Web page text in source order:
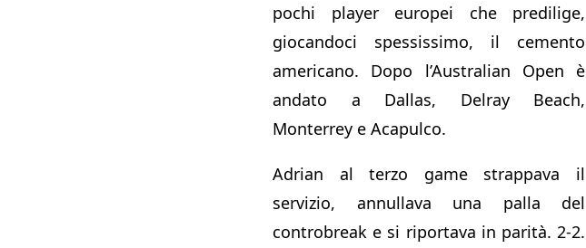
pochi player europei che predilige,
giocandoci spessissimo, il cemento
americano. Dopo l’Australian Open è
andato a Dallas, Delray Beach,
Monterrey e Acapulco.
Adrian al terzo game strappava il
servizio, annullava una palla del
controbreak e si riportava in parità. 2-2.